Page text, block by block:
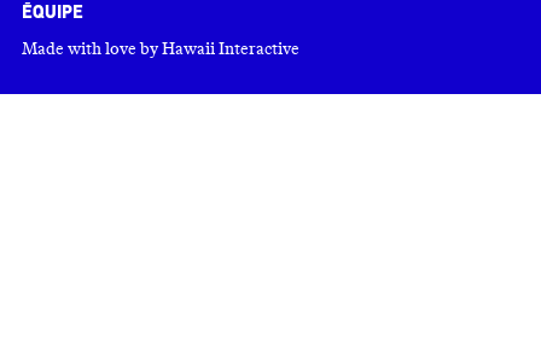
Équipe
Made with love byHawaii Interactive